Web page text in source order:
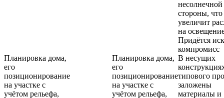
несолнечной
стороны, что
увеличит
на
Придётся
компромисс
Планировка дома,
его
позиционирование
на участке с
учётом рельефа,
Планировка дома,
его
позиционирование
на участке с
учётом рельефа,
В несущих
типового
заложены
материалы и